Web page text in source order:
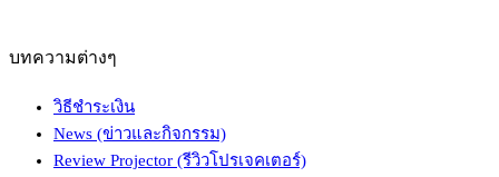
บทความต่างๆ
วิธีชำระเงิน
News (ข่าวและกิจกรรม)
Review Projector (รีวิวโปรเจคเตอร์)